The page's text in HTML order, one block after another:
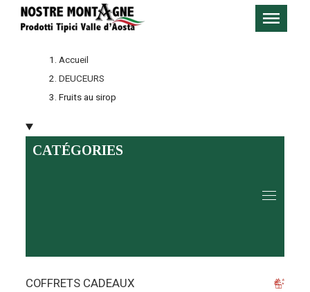
Accueil
DEUCEURS
Fruits au sirop
CATÉGORIES
COFFRETS CADEAUX